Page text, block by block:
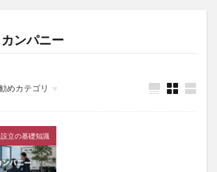
ンパニー
めカテゴリ
分類
立の基礎知識